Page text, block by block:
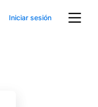
Iniciar sesión